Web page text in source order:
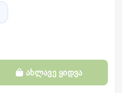
ახლავე ყიდვა